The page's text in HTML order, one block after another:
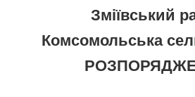
Зміївський
Комсомольська